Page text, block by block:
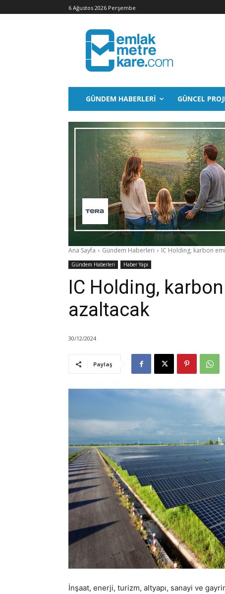
6 Ağustos 2026 Perşembe
GÜNDEM HABERLERI GÜNCEL
Ana Sayfa Gündem Haberleri IC Holding, karbon
Gündem Haberleri Haber Yapı
IC Holding,
azaltacak
30/12/2024
Paylaş
İnşaat, enerji, turizm, altyapı, sanayi ve